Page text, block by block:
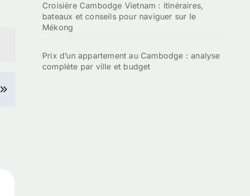
Croisière Cambodge Vietnam : itinéraires,
bateaux et conseils pour naviguer sur le
Mékong
Prix d’un appartement au Cambodge : analyse
complète par ville et budget